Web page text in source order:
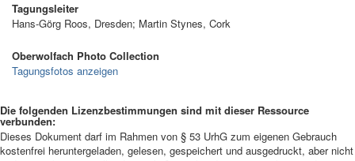
Tagungsleiter
Hans-Görg Roos, Dresden; Martin Stynes, Cork
Oberwolfach Photo Collection
Tagungsfotos anzeigen
Die folgenden Lizenzbestimmungen sind mit dieser Ressource
verbunden:
Dieses Dokument darf im Rahmen von § 53 UrhG zum eigenen Gebrauch
kostenfrei heruntergeladen, gelesen, gespeichert und ausgedruckt, aber nicht